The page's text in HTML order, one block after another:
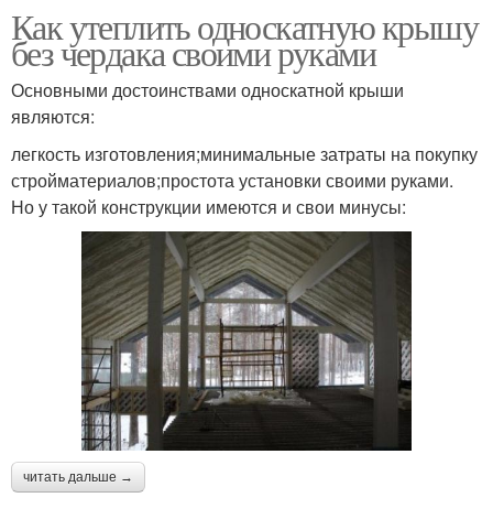
Как утеплить односкатную крышу
без чердака своими руками
Основными достоинствами односкатной крыши
являются:
легкость изготовления;минимальные затраты на покупку
стройматериалов;простота установки своими руками.
Но у такой конструкции имеются и свои минусы:
читать дальше →